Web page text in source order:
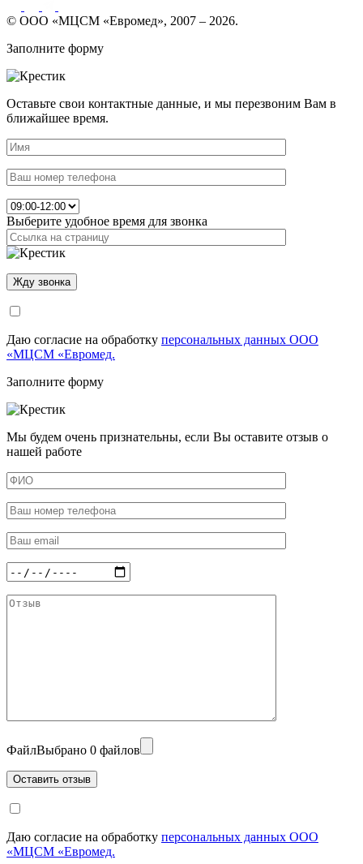
© ООО «МЦСМ «Евромед», 2007 – 2026.
Заполните форму
Оставьте свои контактные данные, и мы перезвоним Вам в
ближайшее время.
Выберите удобное время для звонка
Даю согласие на обработку персональных данных ООО
«МЦСМ «Евромед.
Заполните форму
Мы будем очень признательны, если Вы оставите отзыв о
нашей работе
ФайлВыбрано 0 файлов
Даю согласие на обработку персональных данных ООО
«МЦСМ «Евромед.